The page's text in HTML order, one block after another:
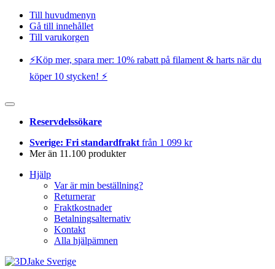
Till huvudmenyn
Gå till innehållet
Till varukorgen
⚡️Köp mer, spara mer: 10% rabatt på filament & harts när du
köper 10 stycken! ⚡️
Reservdelssökare
Sverige: Fri standardfrakt från 1 099 kr
Mer än 11.100 produkter
Hjälp
Var är min beställning?
Returnerar
Fraktkostnader
Betalningsalternativ
Kontakt
Alla hjälpämnen